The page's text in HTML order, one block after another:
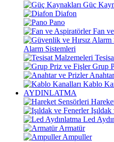
Güç
Diafon
Pano
Fan
Alarm Sistemleri
Grup
Kablo
AYDINLATMA
Led
Armatür
Ampuller